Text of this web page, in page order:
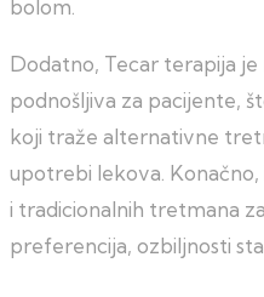
bolom.
Dodatno, Tecar terapija
podnošljiva za pacijente,
koji traže alternativne
upotrebi lekova.
i tradicionalnih tretmana
preferencija, ozbiljnosti